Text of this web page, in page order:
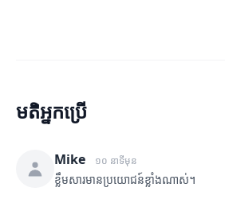
មតិអ្នកប្រើ
Mike ១០ នាទីមុន
ខ្លឹមសារមានប្រយោជន៍ខ្លាំងណាស់។